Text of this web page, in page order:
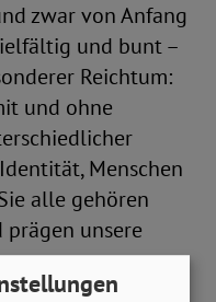
zwar von Anfang
und bunt –
Reichtum:
und ohne
Menschen
alle gehören
unsere